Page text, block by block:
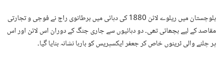
بلوچستان میں ریلوے لائن 1880 کی دہائی میں برطانوی راج نے فوجی و تجارتی
مقاصد کے لیے بچھائی تھی۔ دو دہائیوں سے جاری جنگ کے دوران اس لائن اور اس
پر چلنے والی ٹرینوں خاص کر جعفر ایکسپریس کو بارہا نشانہ بنایا گیا۔